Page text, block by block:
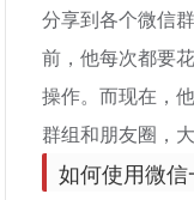
分享到各个微信
前，他每次都要
操作。而现在，
群组和朋友圈，
如何使用微